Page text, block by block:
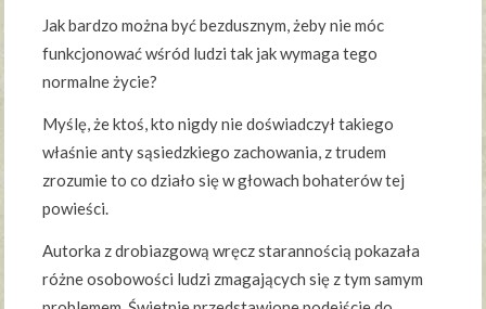
Jak bardzo można być bezdusznym, żeby nie móc
funkcjonować wśród ludzi tak jak wymaga tego
normalne życie?
Myślę, że ktoś, kto nigdy nie doświadczył takiego
właśnie anty sąsiedzkiego zachowania, z trudem
zrozumie to co działo się w głowach bohaterów tej
powieści.
Autorka z drobiazgową wręcz starannością pokazała
różne osobowości ludzi zmagających się z tym samym